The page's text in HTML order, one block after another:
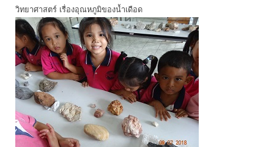
วิทยาศาสตร์ เรื่องอุณหภูมิของน้ำเดือด